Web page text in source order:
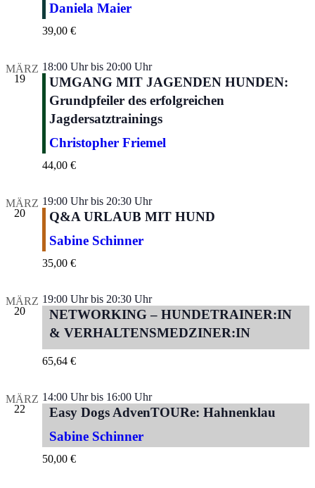
Daniela Maier
39,00 €
MÄRZ
19
18:00 Uhrbis 20:00 Uhr
UMGANG MIT JAGENDEN HUNDEN:
Grundpfeiler des erfolgreichen
Jagdersatztrainings
Christopher Friemel
44,00 €
MÄRZ
20
19:00 Uhrbis 20:30 Uhr
Q&A URLAUB MIT HUND
Sabine Schinner
35,00 €
MÄRZ
20
19:00 Uhrbis 20:30 Uhr
NETWORKING – HUNDETRAINER:IN
& VERHALTENSMEDZINER:IN
65,64 €
MÄRZ
22
14:00 Uhrbis 16:00 Uhr
Easy Dogs AdvenTOURe: Hahnenklau
Sabine Schinner
50,00 €